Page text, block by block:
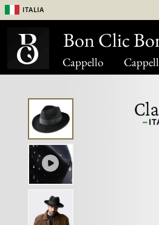
Cappello
Italia
Bon Clic